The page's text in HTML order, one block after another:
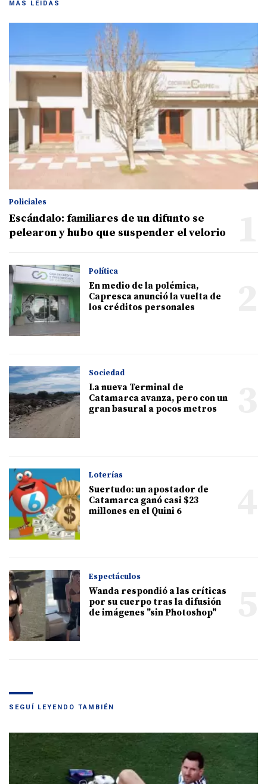
MÁS LEIDAS
Policiales
Escándalo: familiares de un difunto se
pelearon y hubo que suspender el velorio
Política
En medio de la polémica,
Capresca anunció la vuelta de
los créditos personales
Sociedad
La nueva Terminal de
Catamarca avanza, pero con un
gran basural a pocos metros
Loterías
Suertudo: un apostador de
Catamarca ganó casi $23
millones en el Quini 6
Espectáculos
Wanda respondió a las críticas
por su cuerpo tras la difusión
de imágenes "sin Photoshop"
SEGUÍ LEYENDO TAMBIÉN